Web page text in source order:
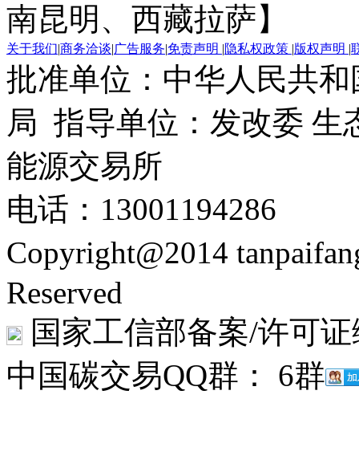
南昆明、西藏拉萨】
关于我们|商务洽谈|广告服务|免责声明 |隐私权政策 |版权声明 |
批准单位：中华人民共
局 指导单位：发改委 生
能源交易所
电话：13001194286
Copyright@2014
Reserved
国家工信部备案/许可
中国碳交易QQ群： 6群